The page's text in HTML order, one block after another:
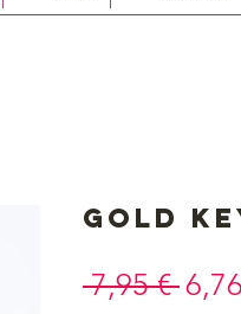
Gold
7,95 €